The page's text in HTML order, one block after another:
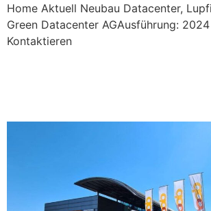
Home Aktuell Neubau Datacenter,
Green Datacenter AGAusführung:
Kontaktieren